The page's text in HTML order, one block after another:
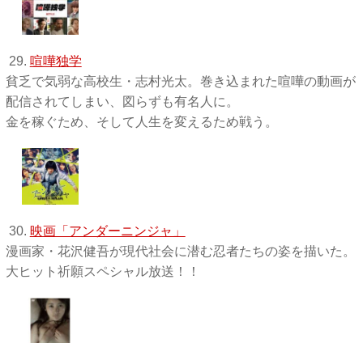
29. 喧嘩独学
貧乏で気弱な高校生・志村光太。巻き込まれた喧嘩の動画が
配信されてしまい、図らずも有名人に。
金を稼ぐため、そして人生を変えるため戦う。
30. 映画「アンダーニンジャ」
漫画家・花沢健吾が現代社会に潜む忍者たちの姿を描いた。
大ヒット祈願スペシャル放送！！